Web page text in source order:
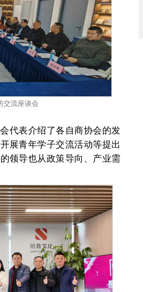
交流座谈会
代表介绍了各自商协会的发
展青年学子交流活动等提出
领导也从政策导向、产业需